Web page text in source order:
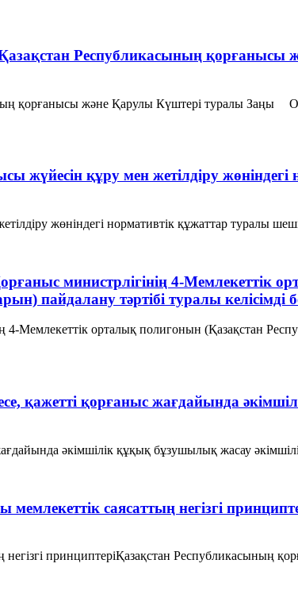
Республикасының қорғанысы
қорғанысы және Қарулы Күштері туралы Заңы
жүйесін құру мен жетілдіру жөніндегі
жөніндегі нормативтік құжаттар туралы
министрлігінің 4-Мемлекеттік
пайдалану тәртібі туралы келісімді
Мемлекеттік орталық полигонын (Қазақстан
қажетті қорғаныс жағдайында
әкімшілік құқық бұзушылық жасау
саясаттың негізгі
негізгі принциптеріҚазақстан Республикасының